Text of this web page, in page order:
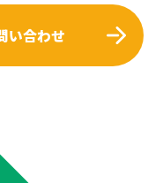
い合わせ